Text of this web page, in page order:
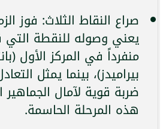
صراع النقاط الثلاث: فوز
يعني وصوله للنقطة
منفرداً في المركز الأول
بيراميدز)، بينما يمثل
ضربة قوية لآمال
هذه المرحلة الحاسمة.